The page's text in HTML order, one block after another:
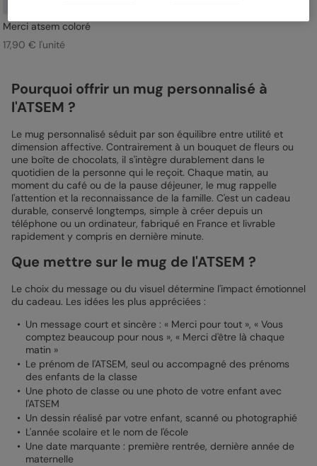
Merci atsem coloré
17,90 € l'unité
Pourquoi offrir un mug personnalisé à
l'ATSEM ?
Le mug personnalisé séduit par son équilibre entre utilité et
dimension affective. Contrairement à un bouquet de fleurs ou
une boîte de chocolats, il s'intègre durablement dans le
quotidien de la personne qui le reçoit. Chaque matin, au
moment du café ou de la pause déjeuner, le mug rappelle
l'attention et la reconnaissance de la famille. C'est un cadeau
durable, conservé longtemps, simple à créer depuis un
téléphone ou un ordinateur, fabriqué en France et livrable
rapidement y compris en dernière minute.
Que mettre sur le mug de l'ATSEM ?
Le choix du message ou du visuel détermine l'impact émotionnel
du cadeau. Les idées les plus appréciées :
Un message court et sincère : « Merci pour tout », « Vous
comptez beaucoup pour nous », « Merci d'être là chaque
matin »
Le prénom de l'ATSEM, seul ou accompagné des prénoms
des enfants de la classe
Une photo de classe ou une photo de votre enfant avec
l'ATSEM
Un dessin réalisé par votre enfant, scanné ou photographié
L'année scolaire et le nom de l'école
Une date marquante : première rentrée, dernière année de
maternelle